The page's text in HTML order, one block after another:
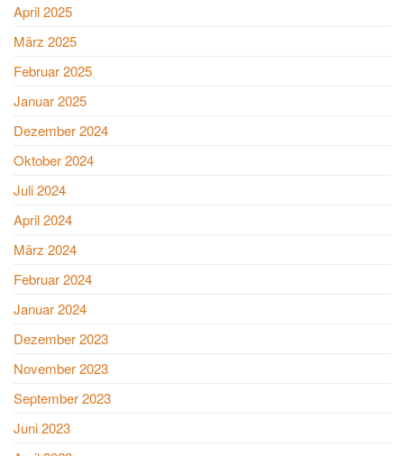
April 2025
März 2025
Februar 2025
Januar 2025
Dezember 2024
Oktober 2024
Juli 2024
April 2024
März 2024
Februar 2024
Januar 2024
Dezember 2023
November 2023
September 2023
Juni 2023